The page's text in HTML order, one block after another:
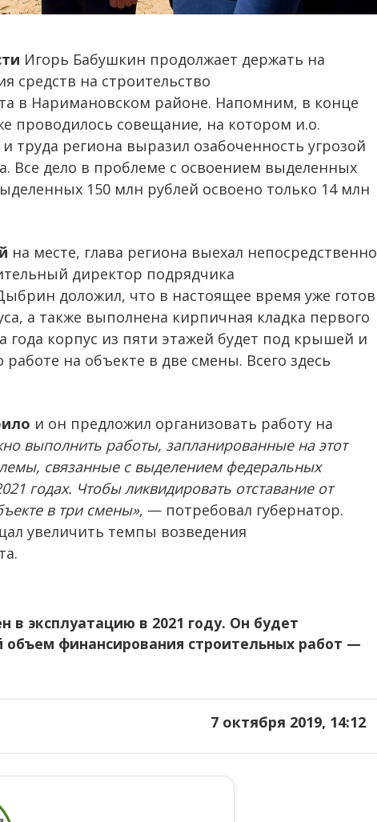
Игорь Бабушкин продолжает держать на
средств на строительство
в Наримановском районе. Напомним, в конце
проводилось совещание, на котором и.о.
труда региона выразил озабоченность угрозой
Все дело в проблеме с освоением выделенных
150 млн рублей освоено только 14 млн
на месте, глава региона выехал непосредственно
директор подрядчика
доложил, что в настоящее время уже готов
а также выполнена кирпичная кладка первого
корпус из пяти этажей будет под крышей и
на объекте в две смены. Всего здесь
и он предложил организовать работу на
выполнить работы, запланированные на этот
связанные с выделением федеральных
годах. Чтобы ликвидировать отставание от
в три смены», — потребовал губернатор.
увеличить темпы возведения
эксплуатацию в 2021 году. Он будет
объем финансирования строительных работ —
7 октября 2019, 14:12